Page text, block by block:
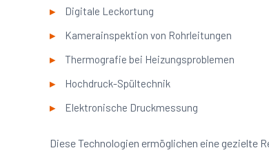
Digitale Leckortung
Kamerainspektion von Rohrleitungen
Thermografie bei Heizungsproblemen
Hochdruck-Spültechnik
Elektronische Druckmessung
Diese Technologien ermöglichen eine gezielte